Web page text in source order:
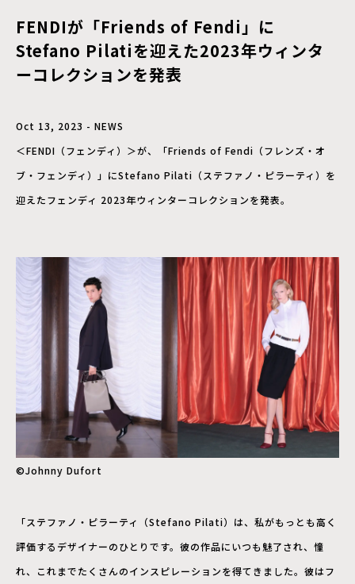
FENDIが「Friends of Fendi」に
Stefano Pilatiを迎えた2023年ウィンタ
ーコレクションを発表
Oct 13, 2023 - NEWS
＜FENDI（フェンディ）＞が、「Friends of Fendi（フレンズ・オ
ブ・フェンディ）」にStefano Pilati（ステファノ・ピラーティ）を
迎えたフェンディ 2023年ウィンターコレクションを発表。
©︎Johnny Dufort
「ステファノ・ピラーティ（Stefano Pilati）は、私がもっとも高く
評価するデザイナーのひとりです。彼の作品にいつも魅了され、憧
れ、これまでたくさんのインスピレーションを得てきました。彼はフ